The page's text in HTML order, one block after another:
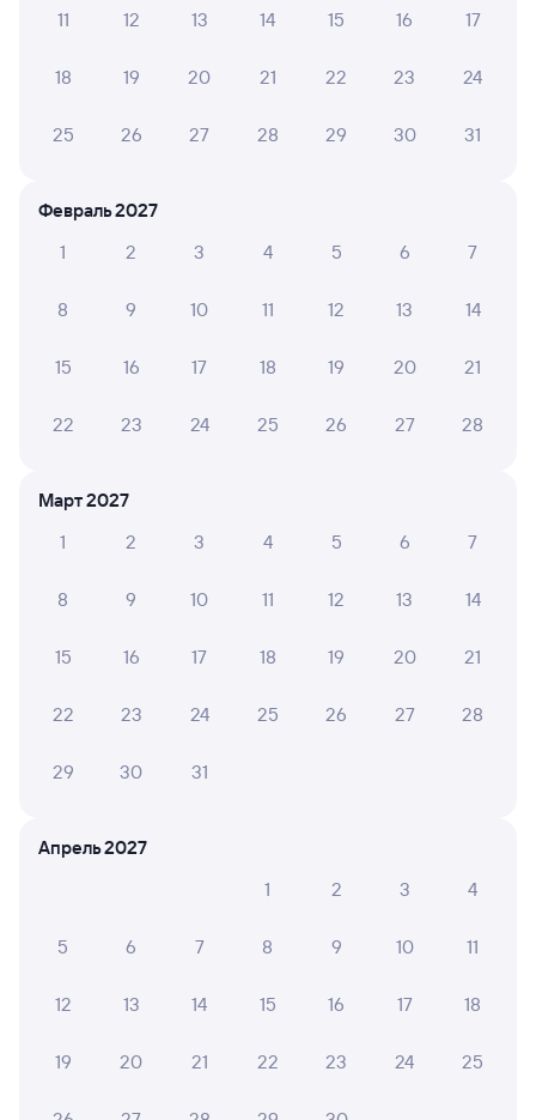
из Ряжска-1 в Кинель. Имейте в виду, возможны изменения
в расписании. На сайте tutu.ru вы видите актуальное
о покупке билетов РЖД
Между городами ходит 0 поездов.
Инструкция по приобретению билетов
Обратные билеты из Ряжска-1 в Кинель
Купить билеты на поезд в Кинель
11 12 13 14 15 16 17
18 19 20 21 22 23 24
25 26 27 28 29 30 31
Февраль 2027
1
2 3 4 5 6 7
8 9 10 11 12 13 14
15 16 17 18 19 20 21
22 23 24 25 26 27 28
Март 2027
1
2 3 4 5 6 7
8 9 10 11 12 13 14
15 16 17 18 19 20 21
22 23 24 25 26 27 28
29 30 31
Апрель 2027
1
2 3 4
5 6 7 8 9 10 11
12 13 14 15 16 17 18
19 20 21 22 23 24 25